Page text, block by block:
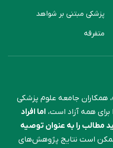
پزشکی مبتنی بر شواهد
متفرقه
همکاران جامعه علوم ‌پزشکی
همه آزاد است، اما افراد
مطالب را به عنوان توصیه
است نتایج پژوهش‌های